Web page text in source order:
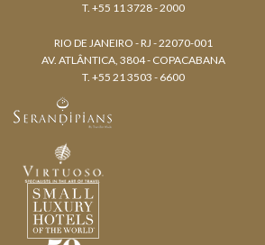
T. +55 11 3728 - 2000
RIO DE JANEIRO - RJ - 22070-001
AV. ATLÂNTICA, 3804 - COPACABANA
T. +55 21 3503 - 6600